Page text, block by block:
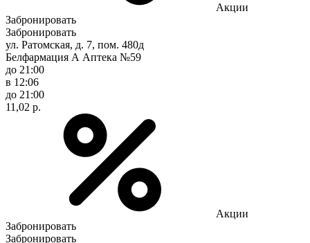
Акции
Забронировать
Забронировать
ул. Ратомская, д. 7, пом. 480д
Белфармация А Аптека №59
до 21:00
в 12:06
до 21:00
11,02 р.
Акции
Забронировать
Забронировать